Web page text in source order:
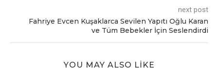
next post
Fahriye Evcen Kuşaklarca Sevilen Yapıtı Oğlu Karan
ve Tüm Bebekler İçin Seslendirdi
YOU MAY ALSO LIKE